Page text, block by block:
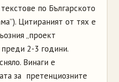
по Българското
Цитираният от тях е
„проект
2-3 години.
Винаги е
за претенциозните